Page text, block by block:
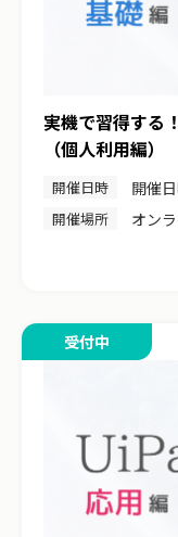
実機で習得する
（個人利用編）
開催日時 開催
開催場所 オン
受付中